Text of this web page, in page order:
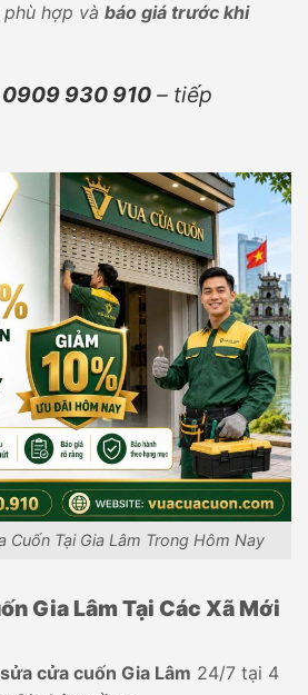
hợp và báo giá trước khi
0909 930 910 – tiếp
Cuốn Tại Gia Lâm Trong Hôm Nay
Gia Lâm Tại Các Xã Mới
sửa cửa cuốn Gia Lâm 24/7 tại 4